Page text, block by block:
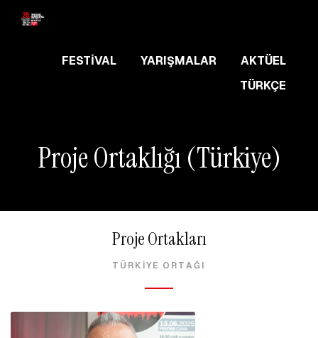
FESTIVAL YARIŞMALAR
AKTÜEL
TÜRKÇE
Proje Ortaklığı (Türkiye)
Proje Ortakları
TÜRKİYE ORTAĞI